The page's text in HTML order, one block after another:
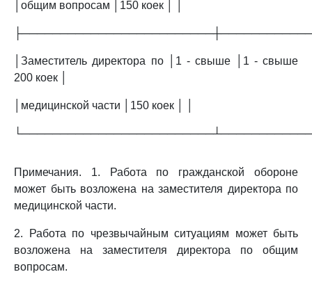
│общим вопросам │150 коек │ │
│Заместитель директора по │1 - свыше │1 - свыше
200 коек │
│медицинской части │150 коек │ │
Примечания. 1. Работа по гражданской обороне
может быть возложена на заместителя директора по
медицинской части.
2. Работа по чрезвычайным ситуациям может быть
возложена на заместителя директора по общим
вопросам.